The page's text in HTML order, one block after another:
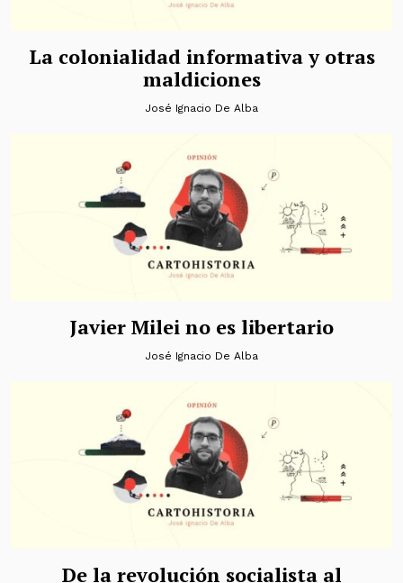
La colonialidad informativa y otras
maldiciones
José Ignacio De Alba
Javier Milei no es libertario
José Ignacio De Alba
De la revolución socialista al